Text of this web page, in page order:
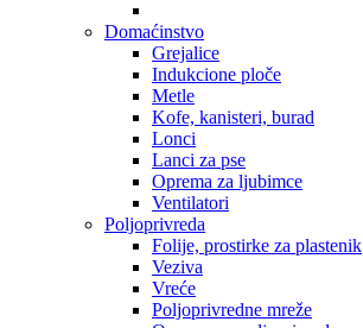
Domaćinstvo
Grejalice
Indukcione ploče
Metle
Kofe, kanisteri, burad
Lonci
Lanci za pse
Oprema za ljubimce
Ventilatori
Poljoprivreda
Folije, prostirke za plastenik
Veziva
Vreće
Poljoprivredne mreže